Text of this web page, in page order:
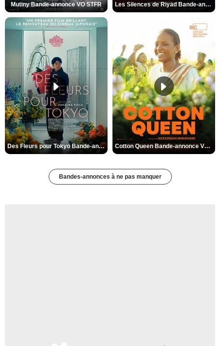
Mutiny Bande-annonce VO STFR Les Silences de Riyad Bande-annonce VO STFR
Des Fleurs pour Tokyo Bande-annonce VO STFR Cotton Queen Bande-annonce VO STFR
Bandes-annonces à ne pas manquer